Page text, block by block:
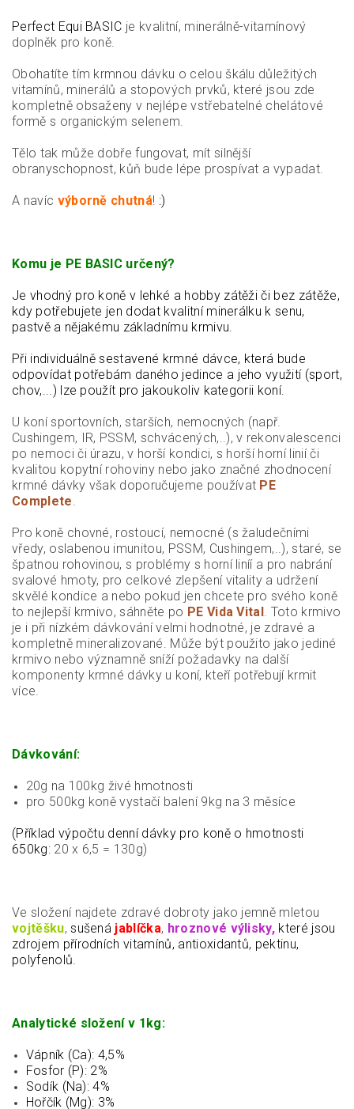
Perfect Equi BASIC je kvalitní, minerálně-vitamínový
doplněk pro koně.
Obohatíte tím krmnou dávku o celou škálu důležitých
vitamínů, minerálů a stopových prvků, které jsou zde
kompletně obsaženy v nejlépe vstřebatelné chelátové
formě s organickým selenem.
Tělo tak může dobře fungovat, mít silnější
obranyschopnost, kůň bude lépe prospívat a vypadat.
A navíc výborně chutná! :)
Komu je PE BASIC určený?
Je vhodný pro koně v lehké a hobby zátěži či bez zátěže,
kdy potřebujete jen dodat kvalitní minerálku k senu,
pastvě a nějakému základnímu krmivu.
Při individuálně sestavené krmné dávce, která bude
odpovídat potřebám daného jedince a jeho využití (sport,
chov,...) lze použít pro jakoukoliv kategorii koní.
U koní sportovních, starších, nemocných (např.
Cushingem, IR, PSSM, schvácených,..), v rekonvalescenci
po nemoci či úrazu, v horší kondici, s horší horní linií či
kvalitou kopytní rohoviny nebo jako značné zhodnocení
krmné dávky však doporučujeme používat PE
Complete
Pro koně chovné, rostoucí, nemocné (s žaludečními
vředy, oslabenou imunitou, PSSM, Cushingem,..), staré, se
špatnou rohovinou, s problémy s horní liníí a pro nabrání
svalové hmoty, pro celkové zlepšení vitality a udržení
skvělé kondice a nebo pokud jen chcete pro svého koně
to nejlepší krmivo, sáhněte po PE Vida Vital . Toto krmivo
je i při nízkém dávkování velmi hodnotné, je zdravé a
kompletně mineralizované. Může být použito jako jediné
krmivo nebo významně sníží požadavky na další
komponenty krmné dávky u koní, kteří potřebují krmit
více.
Dávkování:
20g na 100kg živé hmotnosti
pro 500kg koně vystačí balení 9kg na 3 měsíce
(Příklad výpočtu denní dávky pro koně o hmotnosti
650kg:20 x 6,5 = 130g)
Ve složení najdete zdravé dobroty jako jemně mletou
vojtěšku,sušená jablíčka, hroznové výlisky, které jsou
zdrojem přírodních vitamínů, antioxidantů, pektinu,
polyfenolů.
Analytické složení v 1kg:
Vápník (Ca): 4,5%
Fosfor (P): 2%
Sodík (Na): 4%
Hořčík (Mg): 3%